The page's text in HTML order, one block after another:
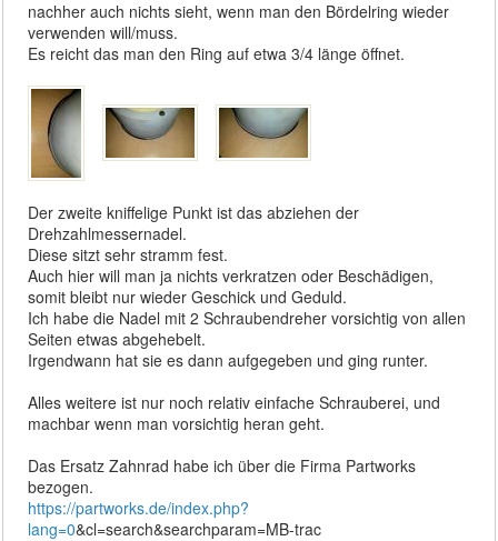
nachher auch nichts sieht, wenn man den Bördelring wieder
verwenden will/muss.
Es reicht das man den Ring auf etwa 3/4 länge öffnet.
Der zweite kniffelige Punkt ist das abziehen der
Drehzahlmessernadel.
Diese sitzt sehr stramm fest.
Auch hier will man ja nichts verkratzen oder Beschädigen,
somit bleibt nur wieder Geschick und Geduld.
Ich habe die Nadel mit 2 Schraubendreher vorsichtig von allen
Seiten etwas abgehebelt.
Irgendwann hat sie es dann aufgegeben und ging runter.
Alles weitere ist nur noch relativ einfache Schrauberei, und
machbar wenn man vorsichtig heran geht.
Das Ersatz Zahnrad habe ich über die Firma Partworks
bezogen.
https://partworks.de/index.php?
lang=0&cl=search&searchparam=MB-trac